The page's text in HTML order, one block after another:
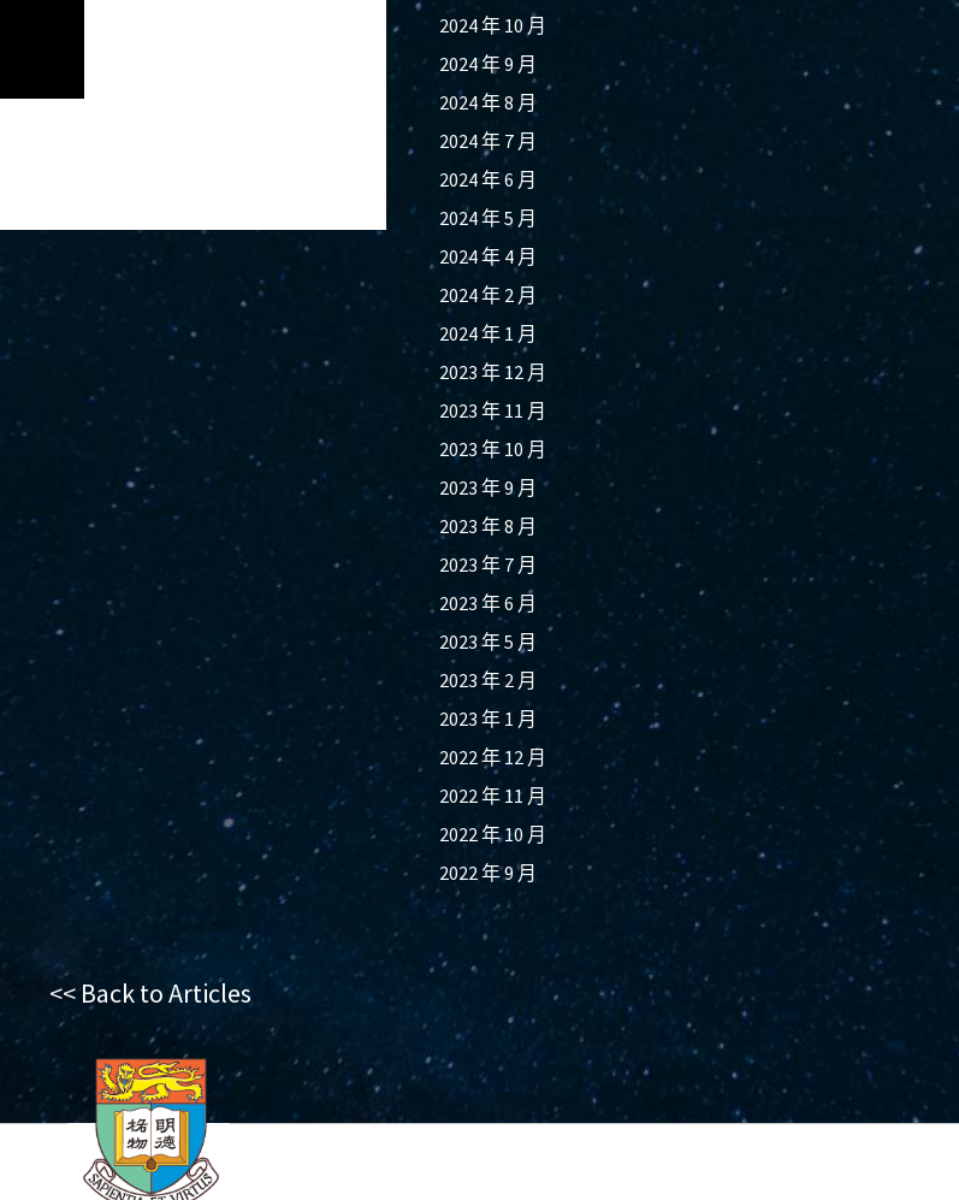
2024 年 10 月
2024 年 9 月
2024 年 8 月
2024 年 7 月
2024 年 6 月
2024 年 5 月
2024 年 4 月
2024 年 2 月
2024 年 1 月
2023 年 12 月
2023 年 11 月
2023 年 10 月
2023 年 9 月
2023 年 8 月
2023 年 7 月
2023 年 6 月
2023 年 5 月
2023 年 2 月
2023 年 1 月
2022 年 12 月
2022 年 11 月
2022 年 10 月
2022 年 9 月
<< Back to Articles